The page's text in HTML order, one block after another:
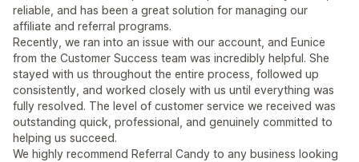
reliable, and has been a great solution for managing our
affiliate and referral programs.
Recently, we ran into an issue with our account, and Eunice
from the Customer Success team was incredibly helpful. She
stayed with us throughout the entire process, followed up
consistently, and worked closely with us until everything was
fully resolved. The level of customer service we received was
outstanding quick, professional, and genuinely committed to
helping us succeed.
We highly recommend Referral Candy to any business looking